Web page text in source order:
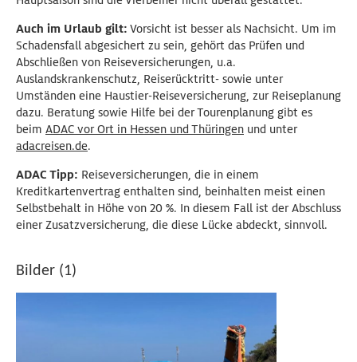
Auch im Urlaub gilt: Vorsicht ist besser als Nachsicht. Um im
Schadensfall abgesichert zu sein, gehört das Prüfen und
Abschließen von Reiseversicherungen, u.a.
Auslandskrankenschutz, Reiserücktritt- sowie unter
Umständen eine Haustier-Reiseversicherung, zur Reiseplanung
dazu. Beratung sowie Hilfe bei der Tourenplanung gibt es
beim ADAC vor Ort in Hessen und Thüringen und unter
adacreisen.de.
ADAC Tipp: Reiseversicherungen, die in einem
Kreditkartenvertrag enthalten sind, beinhalten meist einen
Selbstbehalt in Höhe von 20 %. In diesem Fall ist der Abschluss
einer Zusatzversicherung, die diese Lücke abdeckt, sinnvoll.
Bilder (1)